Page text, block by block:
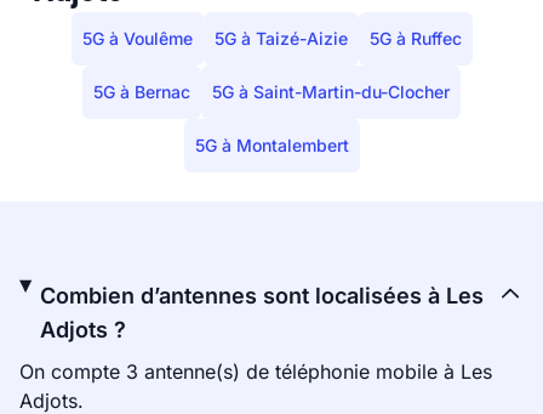
5G à Voulême 5G à Taizé-Aizie 5G à Ruffec
5G à Bernac 5G à Saint-Martin-du-Clocher
5G à Montalembert
Combien d’antennes sont localisées à Les
Adjots ?
On compte 3 antenne(s) de téléphonie mobile à Les
Adjots.